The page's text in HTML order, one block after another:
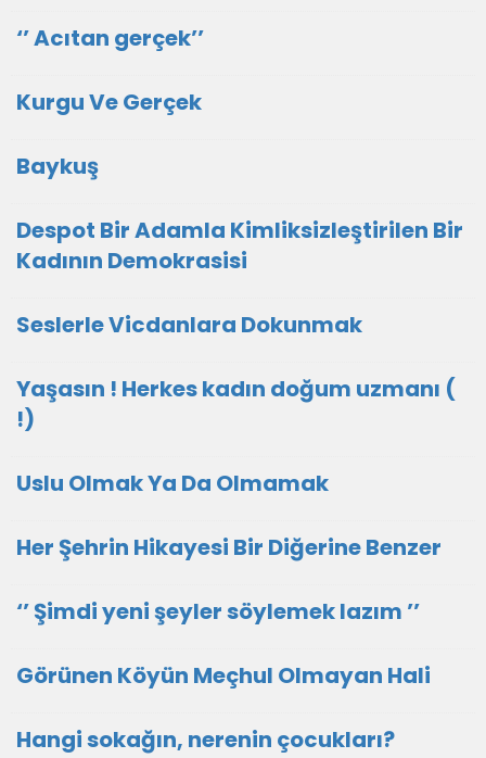
‘’ Acıtan gerçek’’
Kurgu Ve Gerçek
Baykuş
Despot Bir Adamla Kimliksizleştirilen Bir
Kadının Demokrasisi
Seslerle Vicdanlara Dokunmak
Yaşasın ! Herkes kadın doğum uzmanı (
!)
Uslu Olmak Ya Da Olmamak
Her Şehrin Hikayesi Bir Diğerine Benzer
‘’ Şimdi yeni şeyler söylemek lazım ’’
Görünen Köyün Meçhul Olmayan Hali
Hangi sokağın, nerenin çocukları?